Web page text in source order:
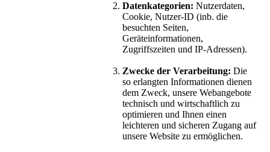
Datenkategorien: Nutzerdaten,
Cookie, Nutzer-ID (inb. die
besuchten Seiten,
Geräteinformationen,
Zugriffszeiten und IP-Adressen).
Zwecke der Verarbeitung: Die
so erlangten Informationen dienen
dem Zweck, unsere Webangebote
technisch und wirtschaftlich zu
optimieren und Ihnen einen
leichteren und sicheren Zugang auf
unsere Website zu ermöglichen.